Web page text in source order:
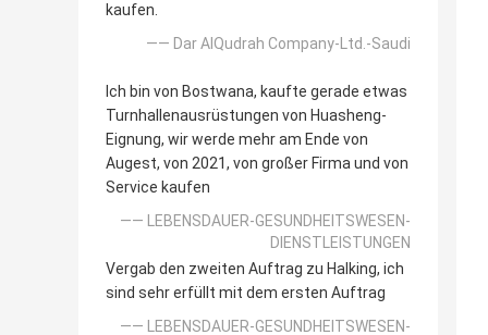
kaufen.
—— Dar AlQudrah Company-Ltd.-Saudi
Ich bin von Bostwana, kaufte gerade etwas
Turnhallenausrüstungen von Huasheng-
Eignung, wir werde mehr am Ende von
Augest, von 2021, von großer Firma und von
Service kaufen
—— LEBENSDAUER-GESUNDHEITSWESEN-
DIENSTLEISTUNGEN
Vergab den zweiten Auftrag zu Halking, ich
sind sehr erfüllt mit dem ersten Auftrag
—— LEBENSDAUER-GESUNDHEITSWESEN-